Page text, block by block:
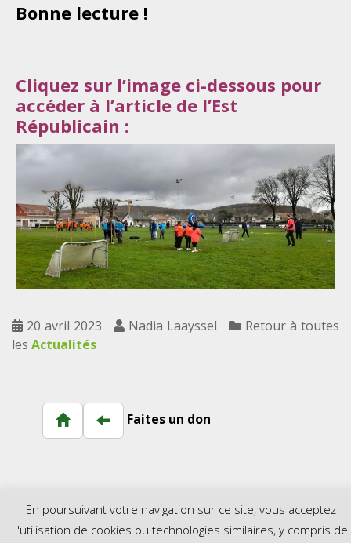
Bonne lecture !
Cliquez sur l’image ci-dessous pour
accéder à l’article de l’Est
Républicain :
20 avril 2023 Nadia Laayssel
Retour à toutes
les Actualités
Faites un don
En poursuivant votre navigation sur ce site, vous acceptez
l'utilisation de cookies ou technologies similaires, y compris de